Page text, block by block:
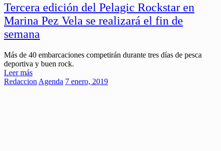
Tercera edición del Pelagic Rockstar en
Marina Pez Vela se realizará el fin de
semana
Más de 40 embarcaciones competirán durante tres días de pesca
deportiva y buen rock.
Leer más
Redaccion Agenda 7 enero, 2019